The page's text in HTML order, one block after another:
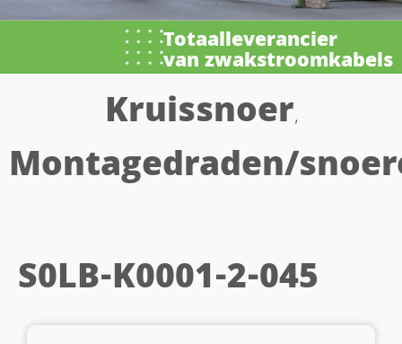
Totaalleverancier
van zwakstroomkabels
Kruissnoer,
Montagedraden/
S0LB-K0001-2-045